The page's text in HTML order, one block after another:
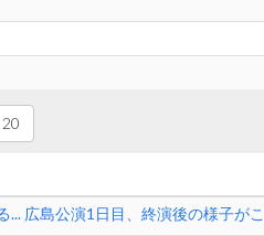
20
... 広島公演1日目、終演後の様子が